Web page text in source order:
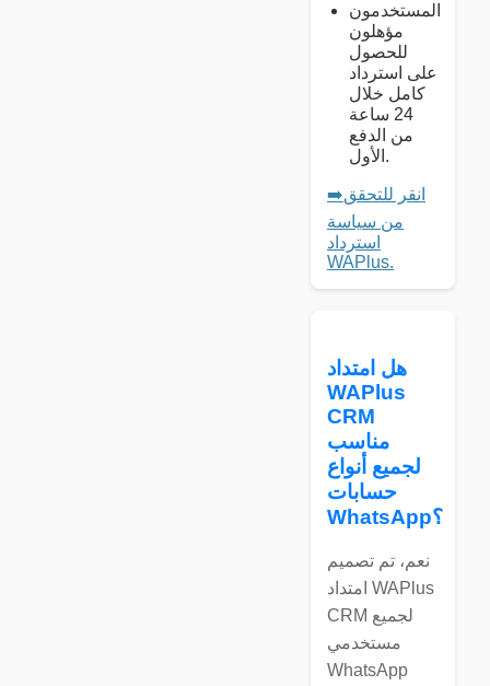
المستخدمون
مؤهلون
للحصول
على استرداد
كامل خلال
24 ساعة
من الدفع
الأول.
➡️انقر للتحقق
من سياسة
استرداد
WAPlus.
هل امتداد
WAPlus
CRM
مناسب
لجميع أنواع
حسابات
WhatsApp؟
نعم، تم تصميم
امتداد WAPlus
CRM لجميع
مستخدمي
WhatsApp